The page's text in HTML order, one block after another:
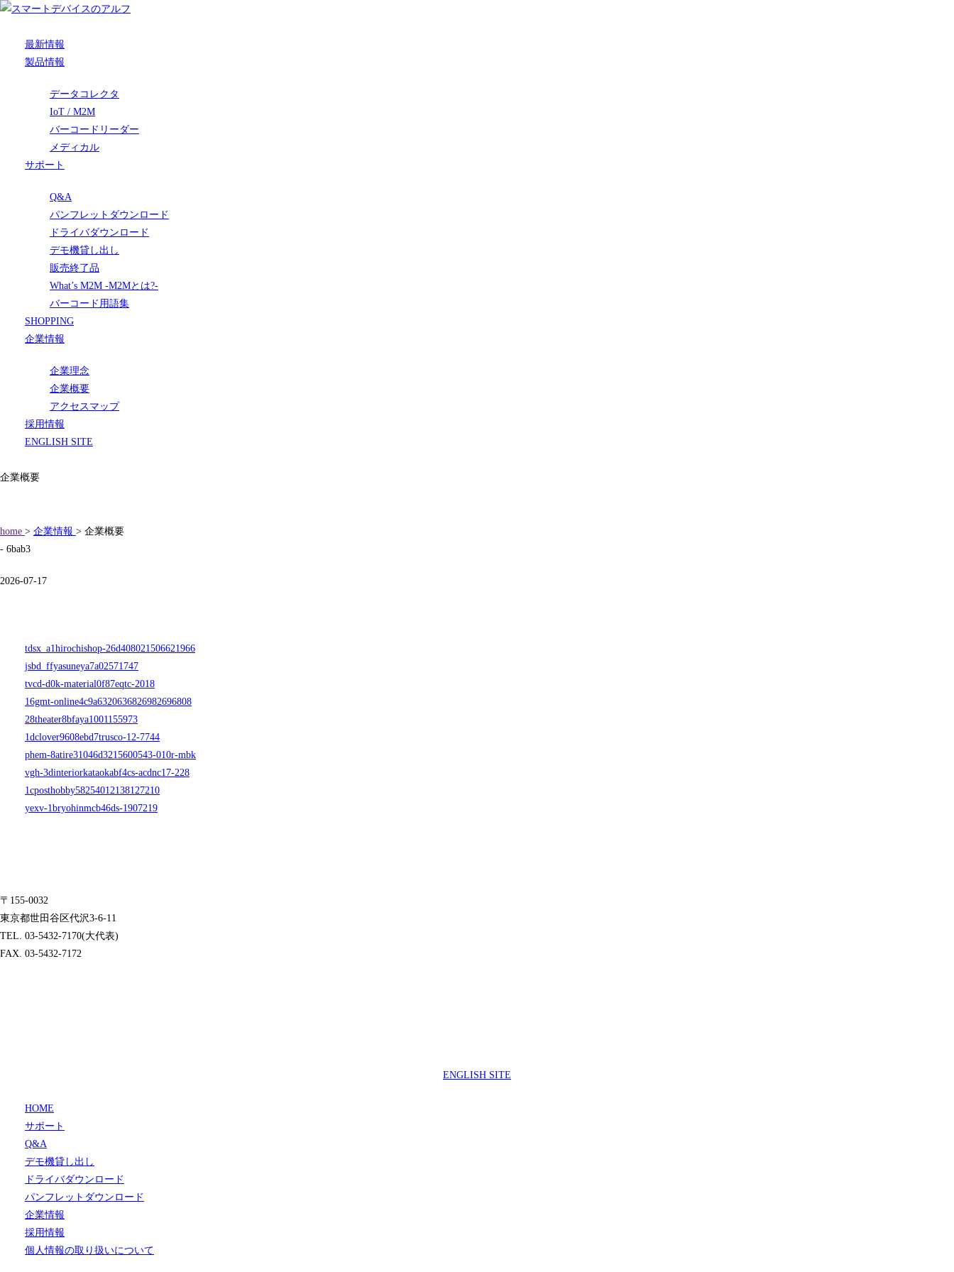
最新情報
製品情報
データコレクタ
IoT / M2M
バーコードリーダー
メディカル
サポート
Q&A
パンフレットダウンロード
ドライバダウンロード
デモ機貸し出し
販売終了品
What’s M2M -M2Mとは?-
バーコード用語集
SHOPPING
企業情報
企業理念
企業概要
アクセスマップ
採用情報
ENGLISH SITE
企業概要
home > 企業情報 > 企業概要
- 6bab3
2026-07-17
tdsx_a1hirochishop-26d408021506621966
jsbd_ffyasuneya7a02571747
tvcd-d0k-material0f87eqtc-2018
16gmt-online4c9a6320636826982696808
28theater8bfaya1001155973
1dclover9608ebd7trusco-12-7744
phem-8atire31046d3215600543-010r-mbk
vgh-3dinteriorkataokabf4cs-acdnc17-228
1cposthobby58254012138127210
yexv-1bryohinmcb46ds-1907219
〒155-0032
東京都世田谷区代沢3-6-11
TEL. 03-5432-7170(大代表)
FAX. 03-5432-7172
ENGLISH SITE
HOME
サポート
Q&A
デモ機貸し出し
ドライバダウンロード
パンフレットダウンロード
企業情報
採用情報
個人情報の取り扱いについて